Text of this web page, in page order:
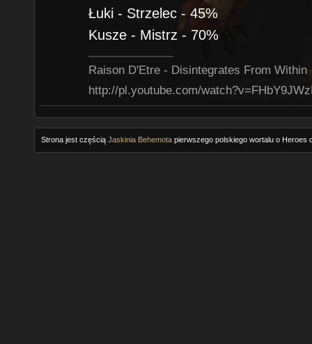
Łuki - Strzelec - 45%
Kusze - Mistrz - 70%
Raison D'Etre - Disintegrates From Within
http://pl.youtube.com/
Strona jest częścią Jaskinia Behemotapierwszego polskiego wortalu o Heroes